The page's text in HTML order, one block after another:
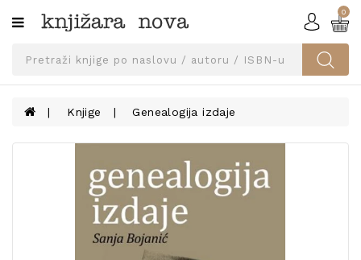
Kategorije
SVEUČILIŠNA
UDŽBENICI
KNJIGE
0
Knjige Genealogija izdaje